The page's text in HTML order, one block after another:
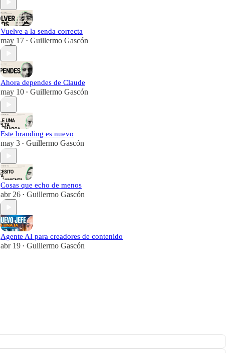
Vuelve a la senda correcta
may 17 • Guillermo Gascón
Ahora dependes de Claude
may 10 • Guillermo Gascón
Este branding es nuevo
may 3 • Guillermo Gascón
Cosas que echo de menos
abr 26 • Guillermo Gascón
Agente AI para creadores de contenido
abr 19 • Guillermo Gascón